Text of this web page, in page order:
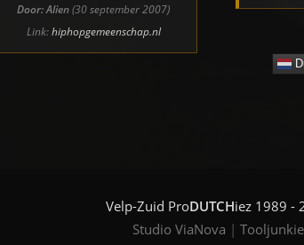
Door: Alien(30 september 2007)
Link:hiphopgemeenschap.nl
Velp-Zuid ProDUTCHiez 1989 -
Studio ViaNova | Tooljunkie